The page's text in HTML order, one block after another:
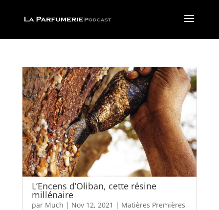
L’Encens d’Oliban, cette résine
millénaire
par Much | Nov 12, 2021 | Matières Premières